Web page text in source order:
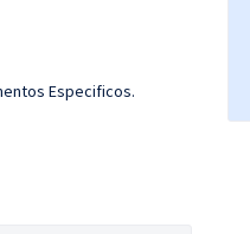
Especificos.